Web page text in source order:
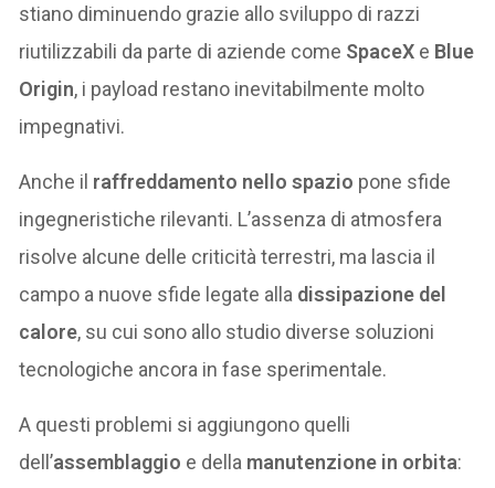
stiano diminuendo grazie allo sviluppo di razzi
riutilizzabili da parte di aziende come SpaceX e Blue
Origin, i payload restano inevitabilmente molto
impegnativi.
Anche il raffreddamento nello spazio pone sfide
ingegneristiche rilevanti. L’assenza di atmosfera
risolve alcune delle criticità terrestri, ma lascia il
campo a nuove sfide legate alla dissipazione del
calore, su cui sono allo studio diverse soluzioni
tecnologiche ancora in fase sperimentale.
A questi problemi si aggiungono quelli
dell’assemblaggio e della manutenzione in orbita: